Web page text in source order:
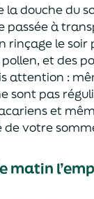
la douche du
passée à
rinçage le
et des
attention :
sont pas
et
votre
matin